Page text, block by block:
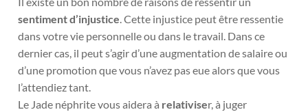
sentiment d’injustice. Cette injustice peut être ressentie
dans votre vie personnelle ou dans le travail. Dans ce
dernier cas, il peut s’agir d’une augmentation de salaire ou
d’une promotion que vous n’avez pas eue alors que vous
l’attendiez tant.
Le Jade néphrite vous aidera à relativiser, à juger